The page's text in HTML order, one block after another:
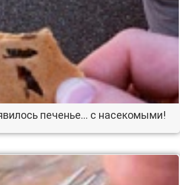
печенье… с насекомыми!